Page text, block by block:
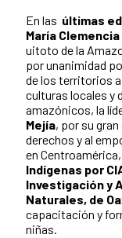
En las últimas
María
uitoto de la
por unanimidad
de los territorios
culturas locales y
amazónicos, la
Mejía, por su
derechos y al
en Centroamérica,
Indígenas por
Investigación y
Naturales, de
capacitación y
niñas.